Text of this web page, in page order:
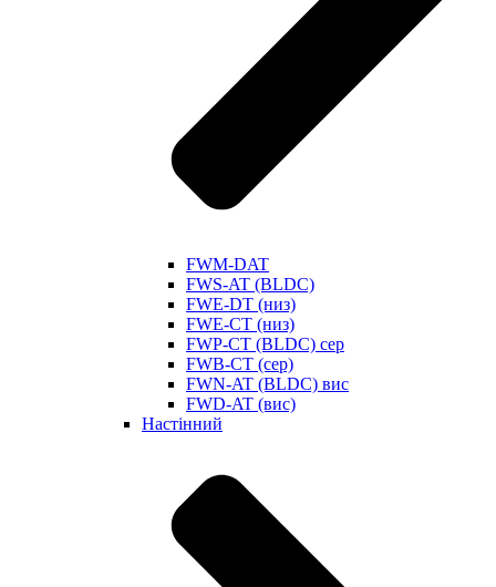
FWM-DAT
FWS-AT (BLDC)
FWE-DT (низ)
FWE-CT (низ)
FWP-CT (BLDC) сер
FWB-CT (сер)
FWN-AT (BLDC) вис
FWD-AT (вис)
Настінний